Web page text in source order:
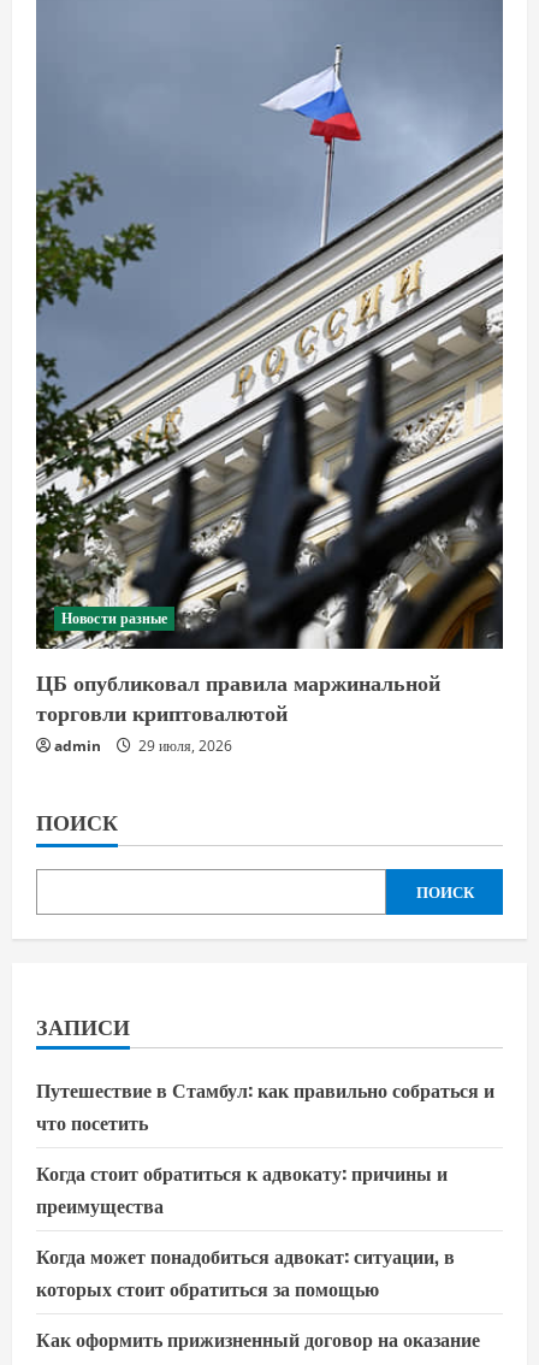
Новости разные
ЦБ опубликовал правила маржинальной
торговли криптовалютой
admin 29 июля, 2026
ПОИСК
ПОИСК
ЗАПИСИ
Путешествие в Стамбул: как правильно собраться и
что посетить
Когда стоит обратиться к адвокату: причины и
преимущества
Когда может понадобиться адвокат: ситуации, в
которых стоит обратиться за помощью
Как оформить прижизненный договор на оказание